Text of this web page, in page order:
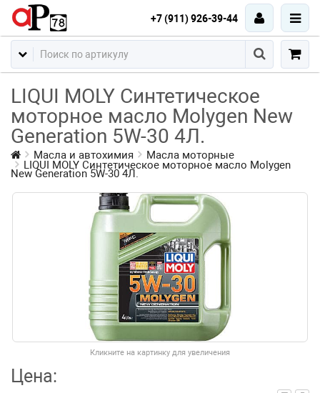
+7 (911) 926-39-44
LIQUI MOLY Синтетическое
моторное масло Molygen New
Generation 5W-30 4Л.
Масла и автохимия Масла моторные
LIQUI MOLY Синтетическое моторное масло Molygen
New Generation 5W-30 4Л.
Кликните на картинку для увеличения
Цена: